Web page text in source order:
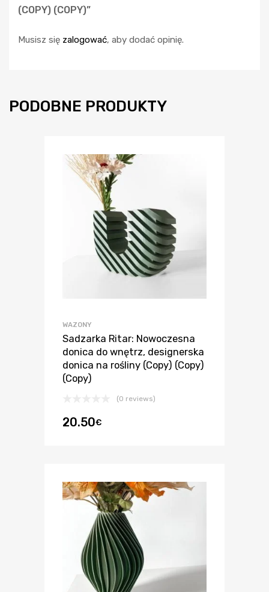
(COPY) (COPY)”
Musisz się zalogować, aby dodać opinię.
PODOBNE PRODUKTY
WAZONY
Sadzarka Ritar: Nowoczesna
donica do wnętrz, designerska
donica na rośliny (Copy) (Copy)
(Copy)
(0 reviews)
20.50€